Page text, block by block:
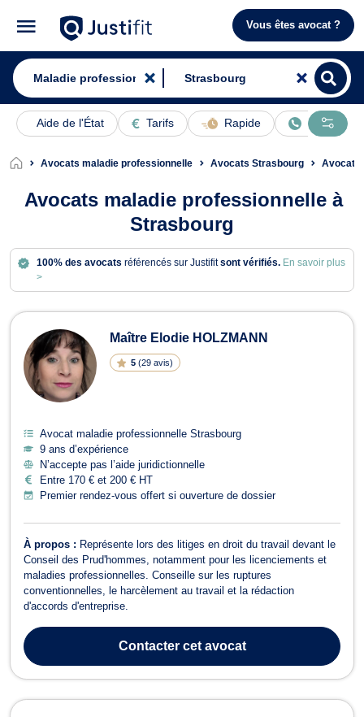
Vous êtes avocat ?
Aide de l'État Tarifs Rapide En ligne
Avocats maladie professionnelle Avocats Strasbourg Avocats
Avocats maladie professionnelle à
Strasbourg
100% des avocats référencés sur Justifitsont vérifiés. En savoir plus
>
Avocats en maladie professionnelle
Maître Elodie HOLZMANN
5 (29 avis)
Avocat maladie professionnelle Strasbourg
9 ans d’expérience
N’accepte pas l’aide juridictionnelle
Entre 170 € et 200 € HT
Premier rendez-vous offert si ouverture de dossier
À propos : Représente lors des litiges en droit du travail devant le
Conseil des Prud'hommes, notamment pour les licenciements et
maladies professionnelles. Conseille sur les ruptures
conventionnelles, le harcèlement au travail et la rédaction
d'accords d'entreprise.
Contactercet avocat